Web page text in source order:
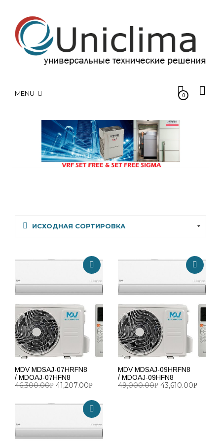
MENU 0
MDV MDSAJ-07HRFN8
/ MDOAJ-07HFN8
46,300.00Р 41,207.00Р
ДОБАВИТЬ В КОРЗИНУ
MDV MDSAJ-09HRFN8
/ MDOAJ-09HFN8
49,000.00Р 43,610.00Р